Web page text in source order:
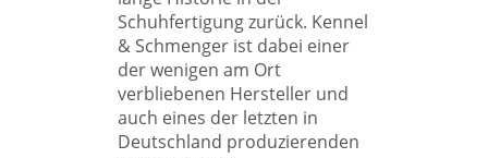
Schuhfertigung zurück. Kennel
& Schmenger ist dabei einer
der wenigen am Ort
verbliebenen Hersteller und
auch eines der letzten in
Deutschland produzierenden